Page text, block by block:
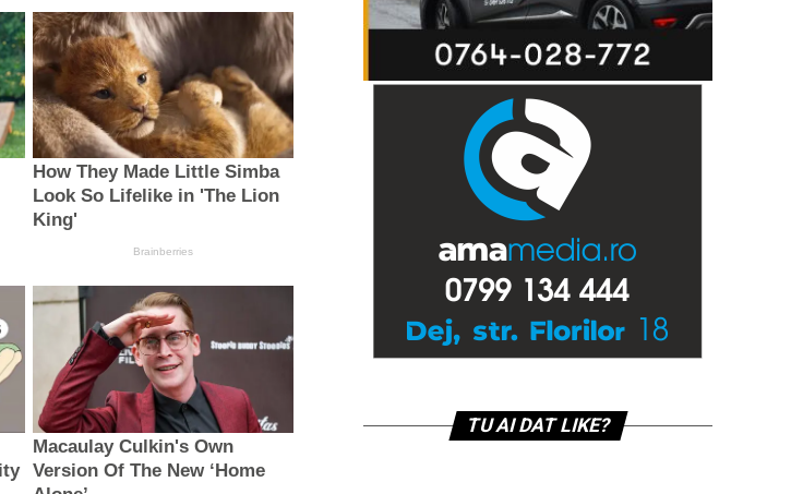
TU AI DAT LIKE?